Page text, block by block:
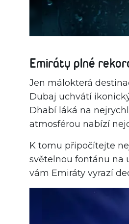
Emiráty plné
Jen málokterá
Dubaj uchvátí
Dhabí láká na
atmosférou nabízí
K tomu připočítejte
světelnou fontánu na
vám Emiráty vyrazí